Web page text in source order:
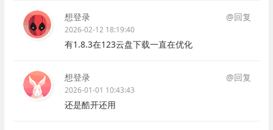
想登录 @回复
2026-02-12 18:19:40
有1.8.3在123云盘下载一直在优化
想登录 @回复
2026-01-01 10:43:43
还是酷开还用